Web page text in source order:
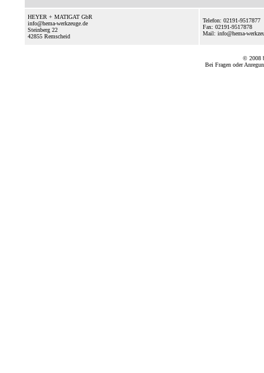
HEYER + MATIGAT GbR
info@hema-werkzeuge.de
Steinberg 22
42855 Remscheid
Telefon: 02191-9517877
Fax: 02191-9517878
Mail: info@hema-
© 2008
Bei Fragen oder